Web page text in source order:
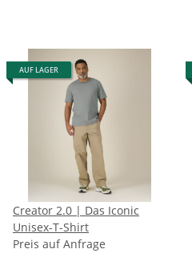
AUF LAGER
Creator 2.0 | Das Iconic
Unisex-T-Shirt
Preis auf Anfrage